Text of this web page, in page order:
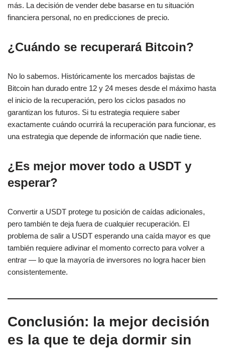
más. La decisión de vender debe basarse en tu situación
financiera personal, no en predicciones de precio.
¿Cuándo se recuperará Bitcoin?
No lo sabemos. Históricamente los mercados bajistas de
Bitcoin han durado entre 12 y 24 meses desde el máximo hasta
el inicio de la recuperación, pero los ciclos pasados no
garantizan los futuros. Si tu estrategia requiere saber
exactamente cuándo ocurrirá la recuperación para funcionar, es
una estrategia que depende de información que nadie tiene.
¿Es mejor mover todo a USDT y
esperar?
Convertir a USDT protege tu posición de caídas adicionales,
pero también te deja fuera de cualquier recuperación. El
problema de salir a USDT esperando una caída mayor es que
también requiere adivinar el momento correcto para volver a
entrar — lo que la mayoría de inversores no logra hacer bien
consistentemente.
Conclusión: la mejor decisión
es la que te deja dormir sin